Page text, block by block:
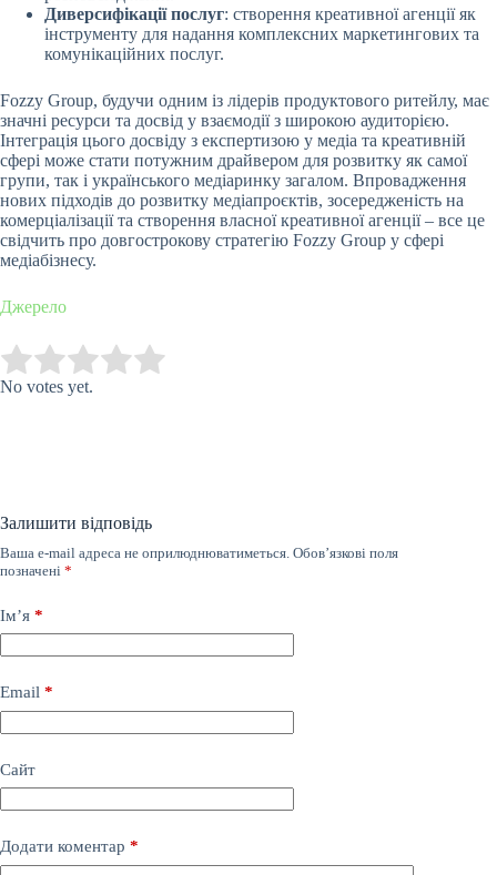
Диверсифікації послуг: створення креативної агенції як
інструменту для надання комплексних маркетингових та
комунікаційних послуг.
Fozzy Group, будучи одним із лідерів продуктового ритейлу, має
значні ресурси та досвід у взаємодії з широкою аудиторією.
Інтеграція цього досвіду з експертизою у медіа та креативній
сфері може стати потужним драйвером для розвитку як самої
групи, так і українського медіаринку загалом. Впровадження
нових підходів до розвитку медіапроєктів, зосередженість на
комерціалізації та створення власної креативної агенції – все це
свідчить про довгострокову стратегію Fozzy Group у сфері
медіабізнесу.
Джерело
Rate this item:
No votes yet.
Залишити відповідь
Ваша e-mail адреса не оприлюднюватиметься. Обов’язкові поля
позначені *
Ім’я *
Email *
Сайт
Додати коментар *